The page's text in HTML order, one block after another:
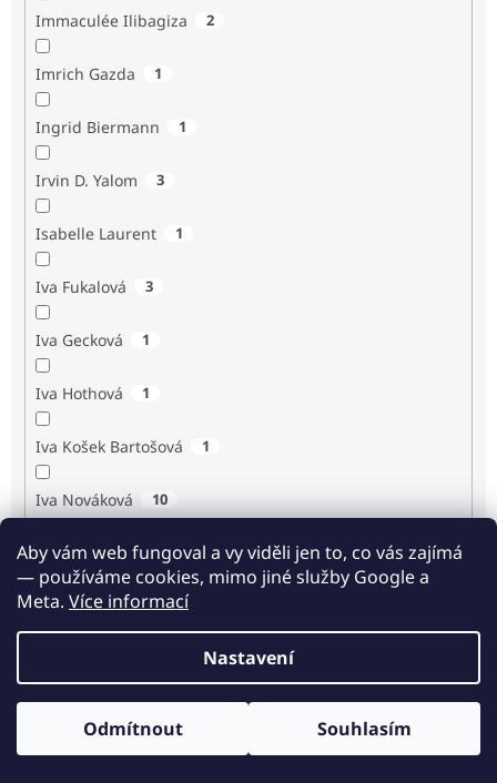
Aby vám web fungoval a vy viděli jen to, co vás zajímá
— používáme cookies, mimo jiné služby Google a
Meta. Více informací
Nastavení
Odmítnout Souhlasím
Immaculée Ilibagiza 2
Imrich Gazda 1
Ingrid Biermann 1
Irvin D. Yalom 3
Isabelle Laurent 1
Iva Fukalová 3
Iva Gecková 1
Iva Hothová 1
Iva Košek Bartošová 1
Iva Nováková 10
Iva Procházková 1
Ivan Renč 1
Odběr novinek